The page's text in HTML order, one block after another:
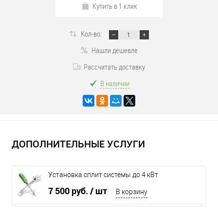
Купить в 1 клик
Кол-во:
Нашли дешевле
Рассчитать доставку
В наличии
ДОПОЛНИТЕЛЬНЫЕ УСЛУГИ
Установка сплит системы до 4 кВт
7 500 руб. / шт В корзину